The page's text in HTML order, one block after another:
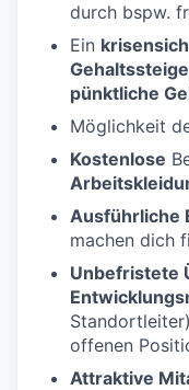
durch bspw.
Ein
pünktliche
Möglichkeit
Kostenlose
Ausführliche
machen dich
Unbefristete
offenen
Attraktive